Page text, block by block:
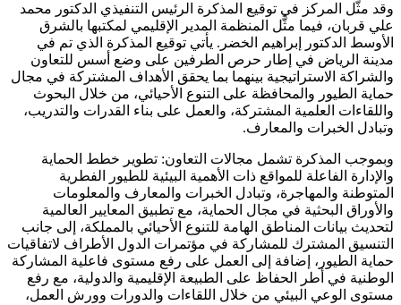
وقد مثَّل المركز في توقيع المذكرة الرئيس التنفيذي الدكتور محمد
علي قربان، فيما مثَّل المنظمة المدير الإقليمي لمكتبها بالشرق
الأوسط الدكتور إبراهيم الخضر. يأتي توقيع المذكرة الذي تم في
مدينة الرياض في إطار حرص الطرفين على وضع أسس للتعاون
والشراكة الاستراتيجية بينهما بما يحقق الأهداف المشتركة في مجال
حماية الطيور والمحافظة على التنوع الأحيائي، من خلال البحوث
واللقاءات العلمية المشتركة، والعمل على بناء القدرات والتدريب،
وتبادل الخبرات والمعارف.
وبموجب المذكرة تشمل مجالات التعاون: تطوير خطط الحماية
والإدارة الفاعلة للمواقع ذات الأهمية البيئية للطيور الفطرية
المتوطنة والمهاجرة، وتبادل الخبرات والمعارف والمعلومات
والأوراق البحثية في مجال الحماية، مع تطبيق المعايير العالمية
لتحديث بيانات المناطق الهامة للتنوع الأحيائي بالمملكة، إلى جانب
التنسيق المشترك للمشاركة في مؤتمرات الدول الأطراف لاتفاقيات
حماية الطيور، إضافة إلى العمل على رفع مستوى فاعلية المشاركة
الوطنية في أطر الحفاظ على الطبيعة الإقليمية والدولية، مع رفع
مستوى الوعي البيئي من خلال اللقاءات والدورات وورش العمل،